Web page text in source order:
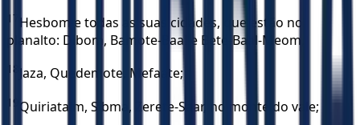
17 Hesbom e todas as suas cidades, que estão no
planalto: Dibom, Bamote-Baal e Bete-Baal-Meom,
18 Jaza, Quedemote, Mefaate;
19 Quiriataim, Sibma, Zerete-Saar, no monte do vale;